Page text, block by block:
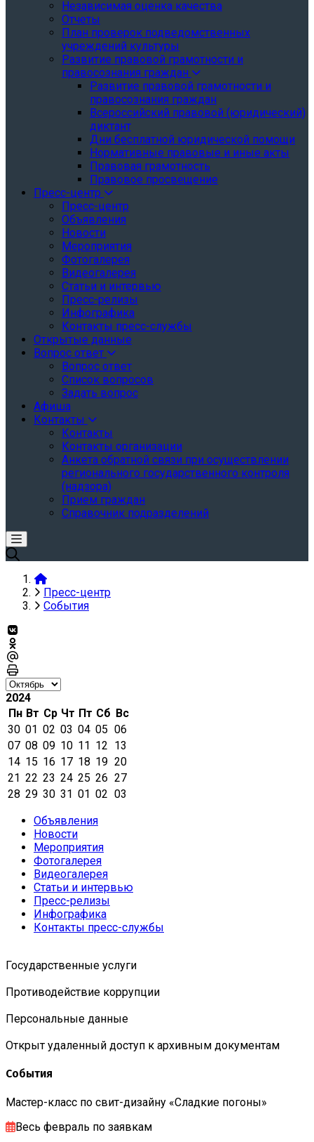
Независимая оценка качества
Отчеты
План проверок подведомственных
учреждений культуры
Развитие правовой грамотности и
правосознания граждан
Развитие правовой грамотности и
правосознания граждан
Всероссийский правовой (юридический)
диктант
Дни бесплатной юридической помощи
Нормативные правовые и иные акты
Правовая грамотность
Правовое просвещение
Пресс-центр
Пресс-центр
Объявления
Новости
Мероприятия
Фотогалерея
Видеогалерея
Статьи и интервью
Пресс-релизы
Инфографика
Контакты пресс-службы
Открытые данные
Вопрос ответ
Вопрос ответ
Список вопросов
Задать вопрос
Афиша
Контакты
Контакты
Контакты организации
Анкета обратной связи при осуществлении
регионального государственного контроля
(надзора)
Прием граждан
Справочник подразделений
Пресс-центр
События
2024
Пн Вт Ср Чт Пт Сб Вс
30 01 02 03 04 05 06
07 08 09 10 11 12 13
14 15 16 17 18 19 20
21 22 23 24 25 26 27
28 29 30 31 01 02 03
Объявления
Новости
Мероприятия
Фотогалерея
Видеогалерея
Статьи и интервью
Пресс-релизы
Инфографика
Контакты пресс-службы
Государственные услуги
Противодействие коррупции
Персональные данные
Открыт удаленный доступ к архивным документам
События
Мастер-класс по свит-дизайну «Сладкие погоны»
Весь февраль по заявкам